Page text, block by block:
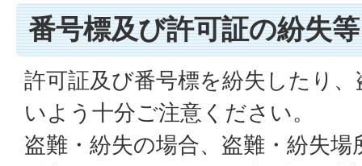
番号標及び許可証の紛失
許可証及び番号標を紛失したり
いよう十分ご注意ください。
盗難・紛失の場合、盗難・紛失